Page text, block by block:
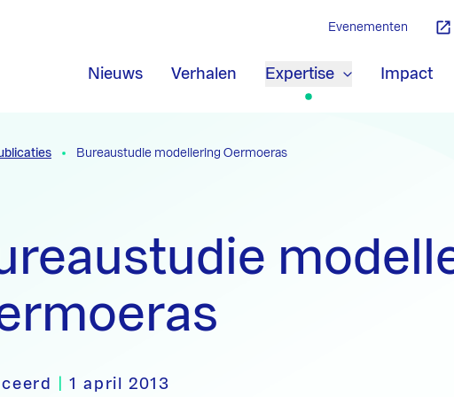
Nieuws Verhalen Expertise Impact
Evenementen
Bureaustudie modellering Oermoeras
|1 april 2013